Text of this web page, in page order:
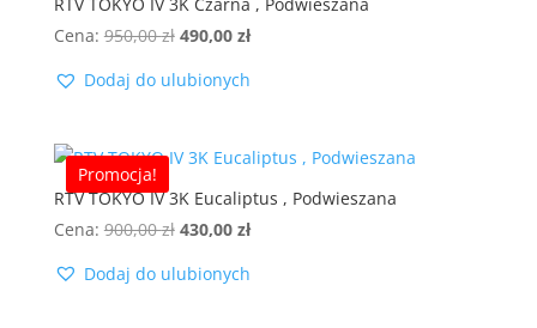
RTV TOKYO IV 3K Czarna , Podwieszana
Cena: 950,00zł Pierwotna
wynosiła:
490,00 złAktualna
wynosi:
Dodaj do ulubionych
Promocja!
RTV TOKYO IV 3K Eucaliptus , Podwieszana
Cena: 900,00zł Pierwotna
wynosiła:
430,00 złAktualna
wynosi:
Dodaj do ulubionych